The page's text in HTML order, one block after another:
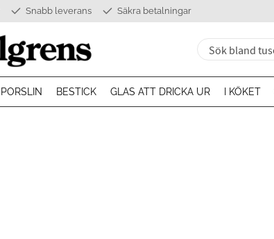
Snabb leverans Säkra betalningar
PORSLIN BESTICK GLAS ATT DRICKA UR I KÖKET